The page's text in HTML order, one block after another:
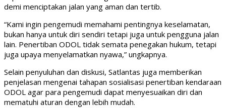
demi menciptakan jalan yang aman dan tertib.
“Kami ingin pengemudi memahami pentingnya keselamatan,
bukan hanya untuk diri sendiri tetapi juga untuk pengguna jalan
lain. Penertiban ODOL tidak semata penegakan hukum, tetapi
juga upaya menyelamatkan nyawa,” ungkapnya.
Selain penyuluhan dan diskusi, Satlantas juga memberikan
penjelasan mengenai tahapan sosialisasi penertiban kendaraan
ODOL agar para pengemudi dapat menyesuaikan diri dan
mematuhi aturan dengan lebih mudah.